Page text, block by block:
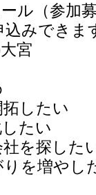
ル（参加
みできま
宮
したい
たい
社を探した
りを増やし